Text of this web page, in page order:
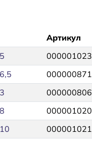
Артикул
000001023
000000871
000000806
000001020
000001021